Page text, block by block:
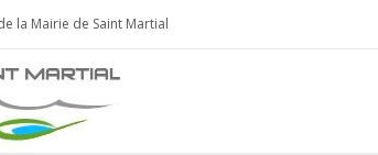
la Mairie de Saint Martial